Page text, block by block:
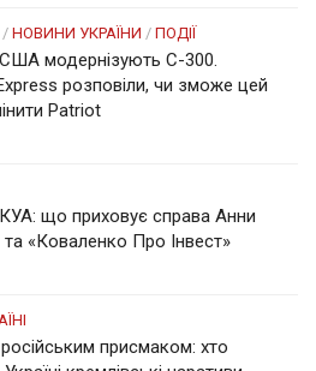
/ НОВИНИ УКРАЇНИ / ПОДІЇ
США модернізують С-300.
розповіли, чи зможе цей
Patriot
що приховує справа Анни
«Коваленко Про Інвест»
присмаком: хто